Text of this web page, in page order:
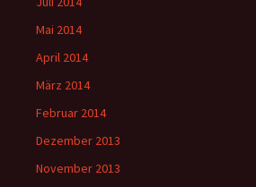
Mai 2014
April 2014
März 2014
Februar 2014
Dezember 2013
November 2013